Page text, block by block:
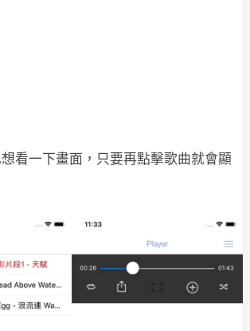
看一下畫面，只要再點擊歌曲就會顯